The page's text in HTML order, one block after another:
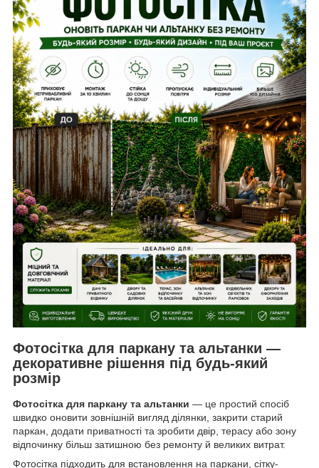
Фотосітка для паркану та альтанки —
декоративне рішення під будь-який
розмір
Фотосітка для паркану та альтанки — це простий спосіб
швидко оновити зовнішній вигляд ділянки, закрити старий
паркан, додати приватності та зробити двір, терасу або зону
відпочинку більш затишною без ремонту й великих витрат.
Фотосітка підходить для встановлення на паркани, сітку-